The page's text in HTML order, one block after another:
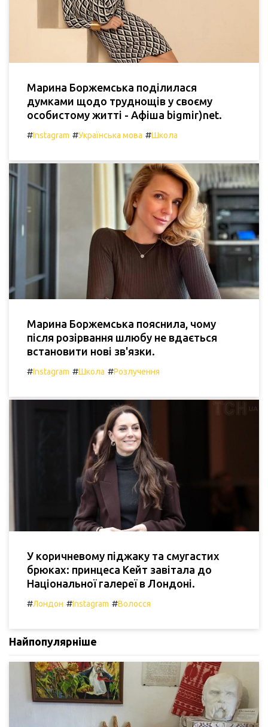
Марина Боржемська поділилася
думками щодо труднощів у своєму
особистому житті - Афіша bigmir)net.
#Instagram #Українська мова #Школа
Марина Боржемська пояснила, чому
після розірвання шлюбу не вдається
встановити нові зв'язки.
#Instagram #Школа #Розлучення
У коричневому піджаку та смугастих
брюках: принцеса Кейт завітала до
Національної галереї в Лондоні.
#Лондон #Instagram #Волосся
Найпопулярніше